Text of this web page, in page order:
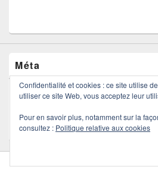
Méta
Connexion
Flux des publications
Flux des commentaires
Site de WordPress-FR
Confidentialité et cookies : ce site utilise
utiliser ce site Web, vous acceptez leur
Pour en savoir plus, notamment sur la
consultez : Politique relative aux cookies